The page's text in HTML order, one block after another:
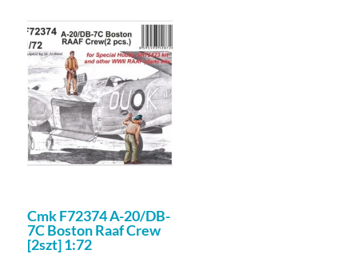
Cmk F72374 A-20/DB-
7C Boston Raaf Crew
[2szt] 1:72